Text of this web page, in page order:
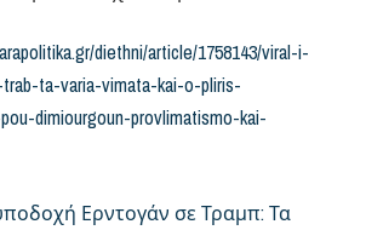
diethni/article/1758143/viral-i-
ta-varia-vimata-kai-o-pliris-
dimiourgoun-provlimatismo-kai-
Ερντογάν σε Τραμπ: Τα